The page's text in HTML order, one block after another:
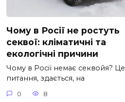
Чому в Росії не ростуть
секвої: кліматичні та
екологічні причини
Чому в Росії немає секвойя? Це
питання, здається, на
0 8